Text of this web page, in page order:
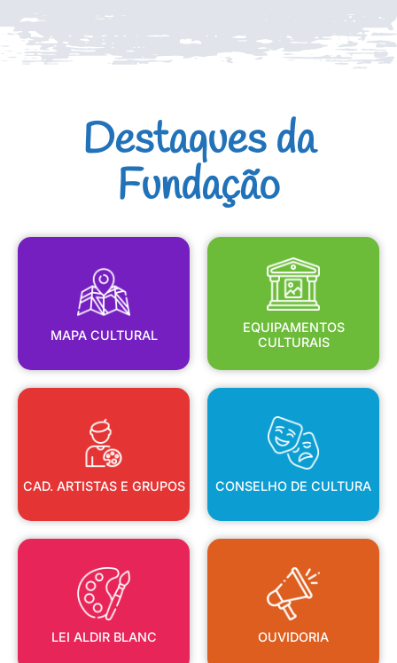
Destaques da
Fundação
MAPA CULTURAL
MAPA CULTURAL
EQUIPAMENTOS
CULTURAIS
EQUIPAMENTOS
CULTURAIS
CAD. ARTISTAS E GRUPOS
CAD. ARTISTAS E GRUPOS
CONSELHO DE CULTURA
CONSELHO DE CULTURA
LEI ALDIR BLANC
LEI ALDIR BLANC
OUVIDORIA
OUVIDORIA